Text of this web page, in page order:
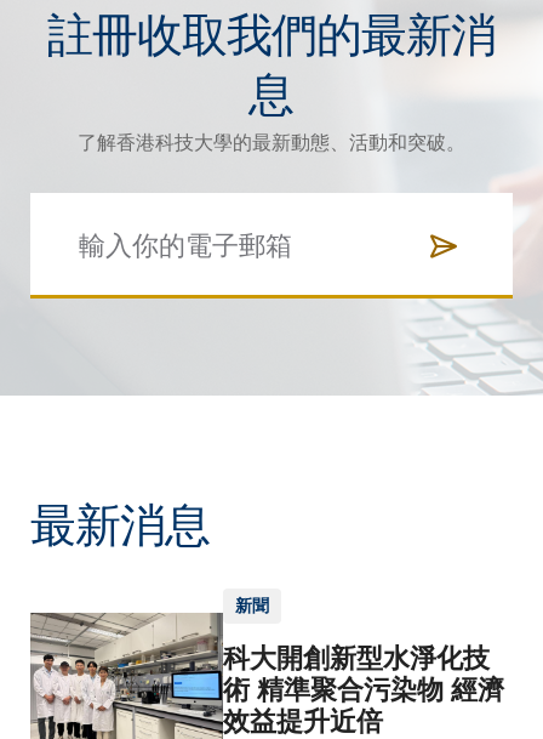
註冊收取我們的最新消
息
了解香港科技大學的最新動態、活動和突破。
最新消息
新聞
科大開創新型水淨化技
術 精準聚合污染物 經濟
效益提升近倍